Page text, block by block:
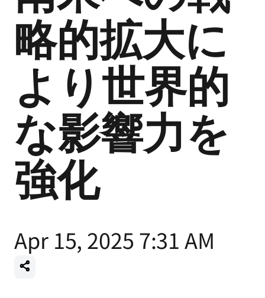
略的拡大に
より世界的
な影響力を
強化
Apr 15, 2025 7:31 AM